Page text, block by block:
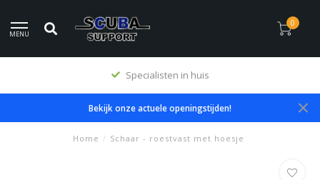
MENU
0
Specialisten in huis
Bekijk onze actuele openingstijden!
Home / Schaar - roestvast met hoesje